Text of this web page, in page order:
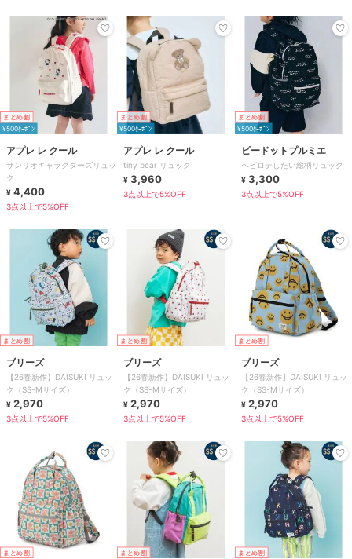
まとめ割
¥500ｸｰﾎﾟﾝ
アプレ レ クール
サンリオキャラクターズリュッ
ク
¥ 4,400
3点以上で5%OFF
まとめ割
¥500ｸｰﾎﾟﾝ
アプレ レ クール
tiny bear リュック
¥ 3,960
3点以上で5%OFF
まとめ割
¥500ｸｰﾎﾟﾝ
ピードットプルミエ
ヘビロテしたい総柄リュック
¥ 3,300
3点以上で5%OFF
まとめ割
ブリーズ
【26春新作】DAISUKI リュッ
ク（SS-Mサイズ）
¥ 2,970
3点以上で5%OFF
まとめ割
ブリーズ
【26春新作】DAISUKI リュッ
ク（SS-Mサイズ）
¥ 2,970
3点以上で5%OFF
まとめ割
ブリーズ
【26春新作】DAISUKI リュッ
ク（SS-Mサイズ）
¥ 2,970
3点以上で5%OFF
まとめ割 まとめ割 まとめ割